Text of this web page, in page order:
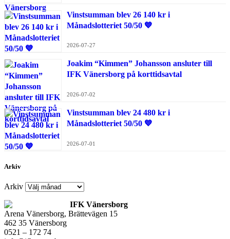
Vinstsumman blev 26 140 kr i
Månadslotteriet 50/50 💙
2026-07-27
Joakim “Kimmen” Johansson ansluter till
IFK Vänersborg på korttidsavtal
2026-07-02
Vinstsumman blev 24 480 kr i
Månadslotteriet 50/50 💙
2026-07-01
Arkiv
Arkiv
IFK Vänersborg
Arena Vänersborg, Brättevägen 15
462 35 Vänersborg
0521 – 172 74